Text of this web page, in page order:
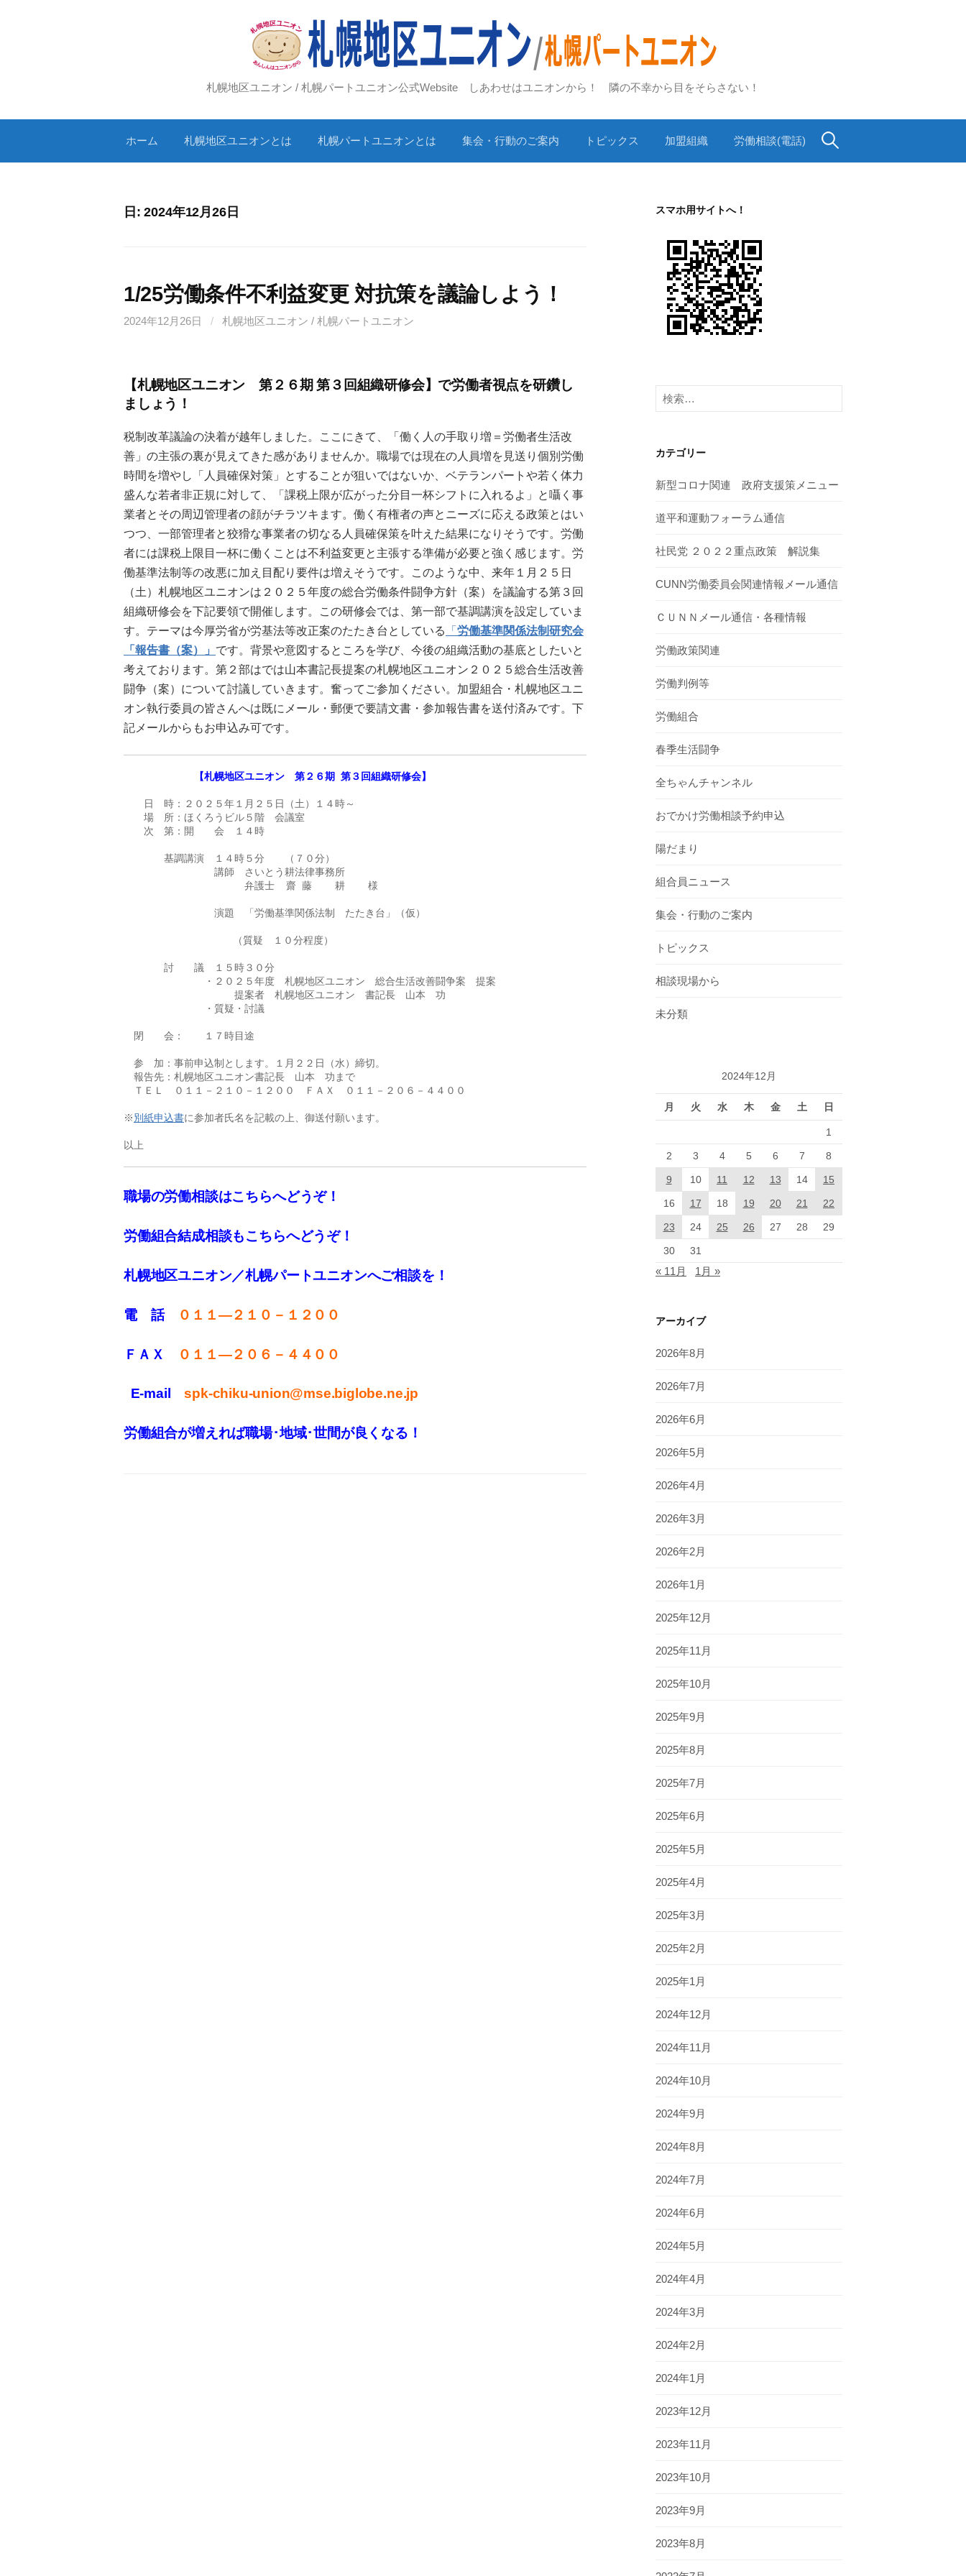
ッ
札幌地区ユニオン / 札幌パートユニオン公式Website しあわせはユニオンから！ 隣の不幸から目をそらさない！
ホーム 札幌地区ユニオンとは 札幌パートユニオンとは 集会・行動のご案内 トピックス 加盟組織 労働相談(電話) 検
日:2024年12月26日
1/25労働条件不利益変更 対抗策を議論しよう！
2024年12月26日 / 札幌地区ユニオン / 札幌パートユニオン
【札幌地区ユニオン 第２６期 第３回組織研修会】で労働者視点を研鑽し
ましょう！
税制改革議論の決着が越年しました。ここにきて、「働く人の手取り増＝労働者生活改
善」の主張の裏が見えてきた感がありませんか。職場では現在の人員増を見送り個別労働
時間を増やし「人員確保対策」とすることが狙いではないか、ベテランパートや若く体力
盛んな若者非正規に対して、「課税上限が広がった分目一杯シフトに入れるよ」と囁く事
業者とその周辺管理者の顔がチラツキます。働く有権者の声とニーズに応える政策とはい
つつ、一部管理者と狡猾な事業者の切なる人員確保策を叶えた結果になりそうです。労働
者には課税上限目一杯に働くことは不利益変更と主張する準備が必要と強く感じます。労
働基準法制等の改悪に加え目配り要件は増えそうです。このような中、来年１月２５日
（土）札幌地区ユニオンは２０２５年度の総合労働条件闘争方針（案）を議論する第３回
組織研修会を下記要領で開催します。この研修会では、第一部で基調講演を設定していま
す。テーマは今厚労省が労基法等改正案のたたき台としている
「 労働基準関係法制研究会
「報告書（案）」 です。背景や意図するところを学び、今後の組織活動の基底としたいと
考えております。第２部はでは山本書記長提案の札幌地区ユニオン２０２５総合生活改善
闘争（案）について討議していきます。奮ってご参加ください。加盟組合・札幌地区ユニ
オン執行委員の皆さんへは既にメール・郵便で要請文書・参加報告書を送付済みです。下
記メールからもお申込み可です。
【札幌地区ユニオン　第２６期 第３回組織研修会】
日　時：２０２５年１月２５日（土）１４時～
場　所：ほくろうビル５階　会議室
次　第：開　　会　１４時
基調講演　１４時５分　　（７０分）
講師　さいとう耕法律事務所
弁護士  齋 藤    耕    様
演題　「労働基準関係法制　たたき台」（仮）
（質疑　１０分程度）
討　　議　１５時３０分
・２０２５年度　札幌地区ユニオン　総合生活改善闘争案　提案
提案者　札幌地区ユニオン　書記長　山本　功
・質疑・討議
閉　　会：　　１７時目途
参　加：事前申込制とします。１月２２日（水）締切。
報告先：札幌地区ユニオン書記長　山本　功まで
ＴＥＬ　０１１－２１０－１２００　ＦＡＸ　０１１－２０６－４４００
※別紙申込書に参加者氏名を記載の上、御送付願います。
以上
職場の労働相談はこちらへどうぞ！
労働組合結成相談もこちらへどうぞ！
札幌地区ユニオン／札幌パートユニオンへご相談を！
電 話 ０１１—２１０－１２００
ＦＡＸ ０１１—２０６－４４００
E-mailspk-chiku-union@mse.biglobe.ne.jp
労働組合が増えれば職場･地域･世間が良くなる！
スマホ用サイトへ！
検
索:
カテゴリー
新型コロナ関連 政府支援策メニュー
道平和運動フォーラム通信
社民党 ２０２２重点政策 解説集
CUNN労働委員会関連情報メール通信
ＣＵＮＮメール通信・各種情報
労働政策関連
労働判例等
労働組合
春季生活闘争
全ちゃんチャンネル
おでかけ労働相談予約申込
陽だまり
組合員ニュース
集会・行動のご案内
トピックス
相談現場から
未分類
2024年12月
月 火 水 木 金 土 日
1
2 3 4 5 6 7 8
9 10 11 12 13 14 15
16 17 18 19 20 21 22
23 24 25 26 27 28 29
30 31
« 11月 1月 »
アーカイブ
2026年8月
2026年7月
2026年6月
2026年5月
2026年4月
2026年3月
2026年2月
2026年1月
2025年12月
2025年11月
2025年10月
2025年9月
2025年8月
2025年7月
2025年6月
2025年5月
2025年4月
2025年3月
2025年2月
2025年1月
2024年12月
2024年11月
2024年10月
2024年9月
2024年8月
2024年7月
2024年6月
2024年5月
2024年4月
2024年3月
2024年2月
2024年1月
2023年12月
2023年11月
2023年10月
2023年9月
2023年8月